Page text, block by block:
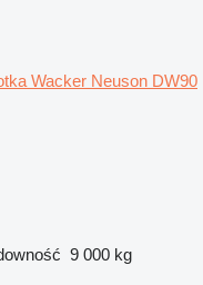
Wacker Neuson DW90
9 000 kg